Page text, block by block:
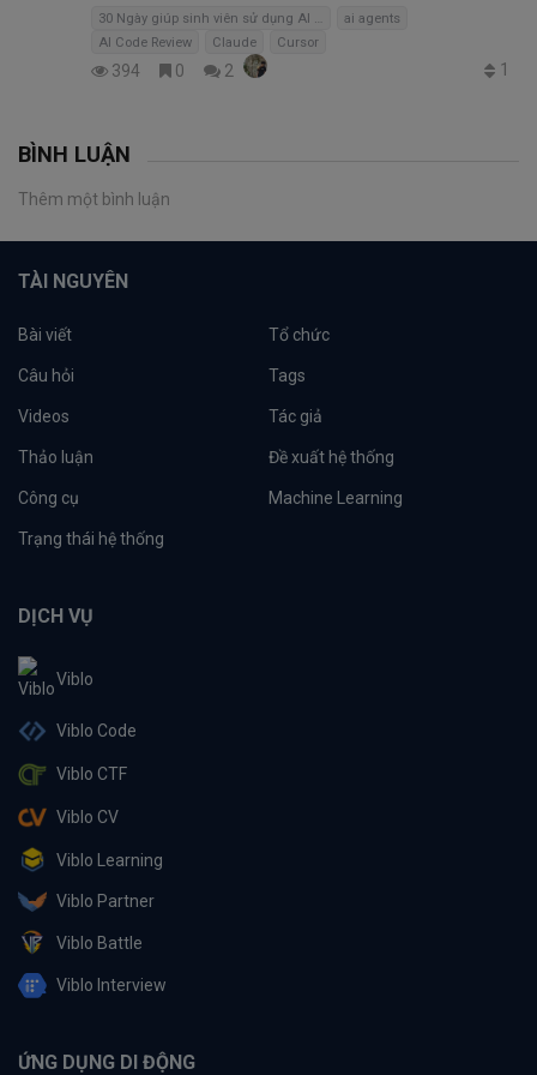
30 Ngày giúp sinh viên sử dụng AI hiệu quả
ai agents
AI Code Review
Claude Cursor
394 0 2 1
BÌNH LUẬN
Thêm một bình luận
TÀI NGUYÊN
Bài viết Tổ chức
Câu hỏi Tags
Videos Tác giả
Thảo luận Đề xuất hệ thống
Công cụ Machine Learning
Trạng thái hệ thống
DỊCH VỤ
Viblo
Viblo Code
Viblo CTF
Viblo CV
Viblo Learning
Viblo Partner
Viblo Battle
Viblo Interview
ỨNG DỤNG DI ĐỘNG